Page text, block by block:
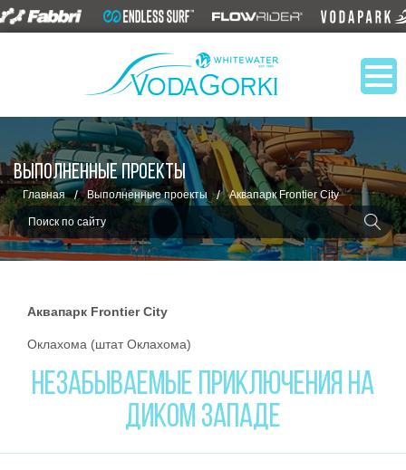
ВЫПОЛНЕННЫЕ ПРОЕКТЫ
Главная / Выполненные проекты / Аквапарк Frontier City
Аквапарк Frontier City
Оклахома (штат Оклахома)
НЕЗАБЫВАЕМЫЕ ПРИКЛЮЧЕНИЯ НА
ДИКОМ ЗАПАДЕ